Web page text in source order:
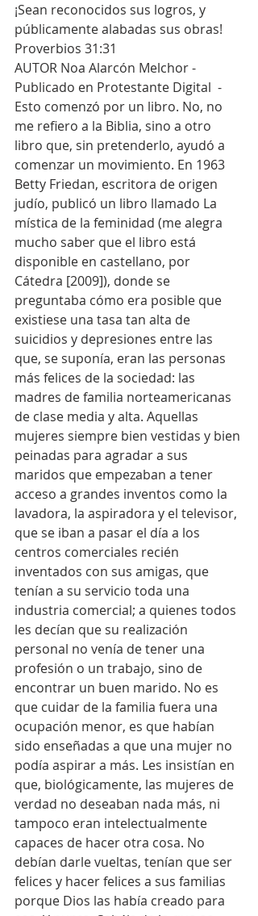
¡Sean reconocidos sus logros, y
públicamente alabadas sus obras!
Proverbios 31:31
AUTOR Noa Alarcón Melchor -
Publicado en Protestante Digital  -
Esto comenzó por un libro. No, no
me refiero a la Biblia, sino a otro
libro que, sin pretenderlo, ayudó a
comenzar un movimiento. En 1963
Betty Friedan, escritora de origen
judío, publicó un libro llamado La
mística de la feminidad (me alegra
mucho saber que el libro está
disponible en castellano, por
Cátedra [2009]), donde se
preguntaba cómo era posible que
existiese una tasa tan alta de
suicidios y depresiones entre las
que, se suponía, eran las personas
más felices de la sociedad: las
madres de familia norteamericanas
de clase media y alta. Aquellas
mujeres siempre bien vestidas y bien
peinadas para agradar a sus
maridos que empezaban a tener
acceso a grandes inventos como la
lavadora, la aspiradora y el televisor,
que se iban a pasar el día a los
centros comerciales recién
inventados con sus amigas, que
tenían a su servicio toda una
industria comercial; a quienes todos
les decían que su realización
personal no venía de tener una
profesión o un trabajo, sino de
encontrar un buen marido. No es
que cuidar de la familia fuera una
ocupación menor, es que habían
sido enseñadas a que una mujer no
podía aspirar a más. Les insistían en
que, biológicamente, las mujeres de
verdad no deseaban nada más, ni
tampoco eran intelectualmente
capaces de hacer otra cosa. No
debían darle vueltas, tenían que ser
felices y hacer felices a sus familias
porque Dios las había creado para